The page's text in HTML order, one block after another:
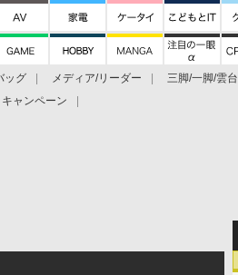
ッグ メディア/リーダー 三脚/一脚/雲台
キャンペーン